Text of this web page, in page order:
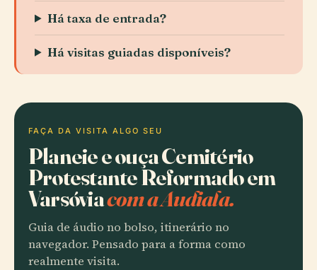
Há taxa de entrada?
Há visitas guiadas disponíveis?
FAÇA DA VISITA ALGO SEU
Planeie e ouça Cemitério
Protestante Reformado em
Varsóviacom a Audiala.
Guia de áudio no bolso, itinerário no
navegador. Pensado para a forma como
realmente visita.